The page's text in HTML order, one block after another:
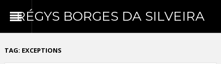
RÉGYS BORGES DA SILVEIRA
TAG: EXCEPTIONS